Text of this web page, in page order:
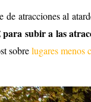
atracciones al
para subir a las
sobrelugares menos